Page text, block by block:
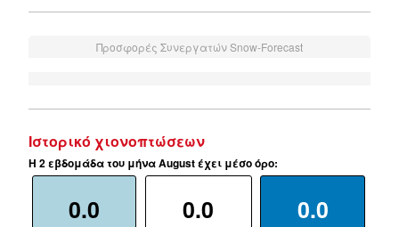
Προσφορές Συνεργατών Snow-Forecast
Ιστορικό χιονοπτώσεων
Η 2 εβδομάδα του μήνα August έχει μέσο όρο:
0.0 0.0 0.0